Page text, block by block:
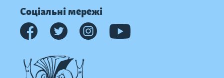
Соціальні мережі